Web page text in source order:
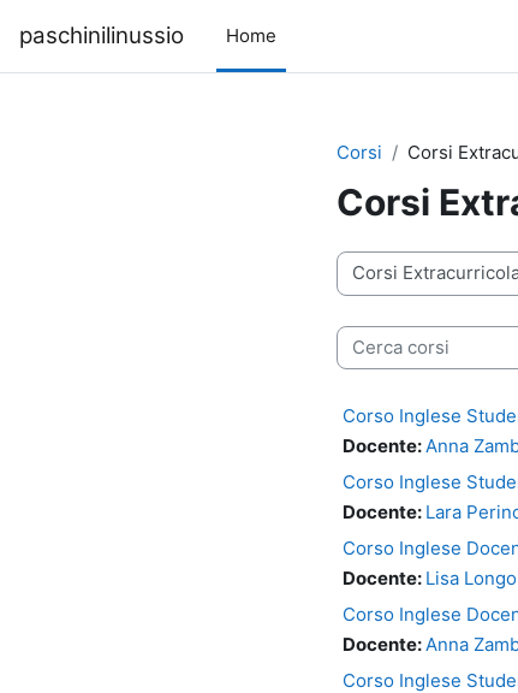
paschinilinussio Home
Corsi Corsi
Corsi
Categorie di corso
Cerca corsi
Corso Inglese
Docente:Anna
Corso Inglese
Docente: Lara
Corso Inglese
Docente: Lisa Longo
Corso Inglese
Docente:Anna
Corso Inglese